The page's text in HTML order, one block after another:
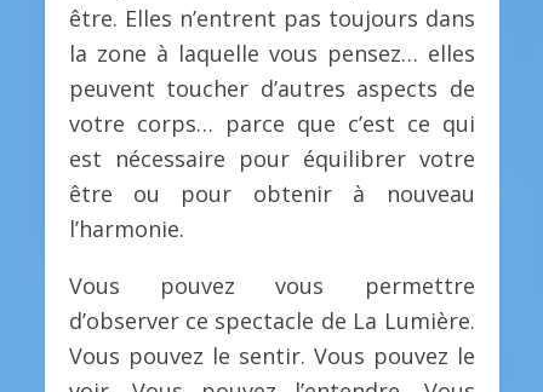
être. Elles n’entrent pas toujours dans
la zone à laquelle vous pensez… elles
peuvent toucher d’autres aspects de
votre corps… parce que c’est ce qui
est nécessaire pour équilibrer votre
être ou pour obtenir à nouveau
l’harmonie.
Vous pouvez vous permettre
d’observer ce spectacle de La Lumière.
Vous pouvez le sentir. Vous pouvez le